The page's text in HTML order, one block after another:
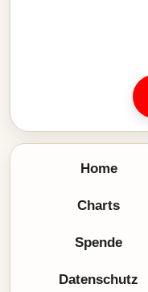
Home
Charts
Spende
Datenschutz